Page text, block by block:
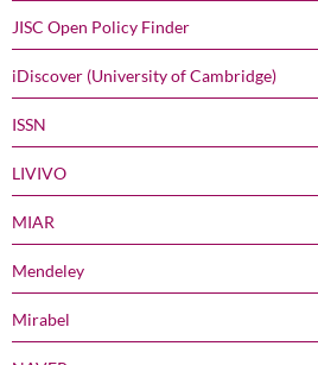
JISC Open Policy Finder
iDiscover (University of Cambridge)
ISSN
LIVIVO
MIAR
Mendeley
Mirabel